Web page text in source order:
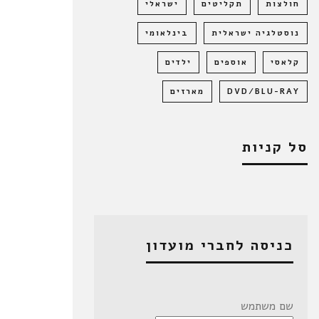
חולצות תקליטים ישראלי
נוסטלגיה ישראלית בינלאומי
קלאסי אוספים ילדים
DVD/BLU-RAY מארזים
סל קניות
כניסה לחברי מועדון
שם משתמש